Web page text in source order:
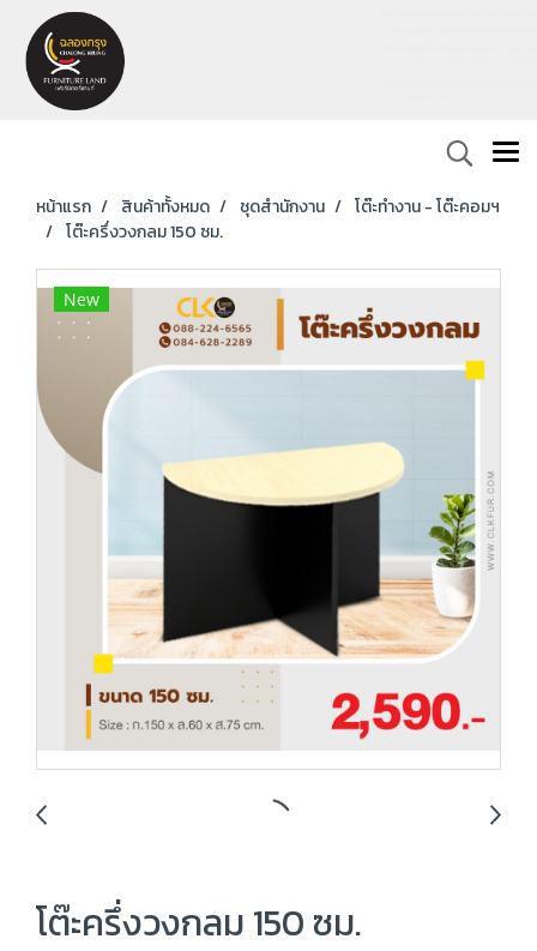
หน้าแรก สินค้าทั้งหมด ชุดสำนักงาน
โต๊ะทำงาน - โต๊ะคอมฯ
โต๊ะครึ่งวงกลม 150 ซม.
New
โต๊ะครึ่งวงกลม 150 ซม.